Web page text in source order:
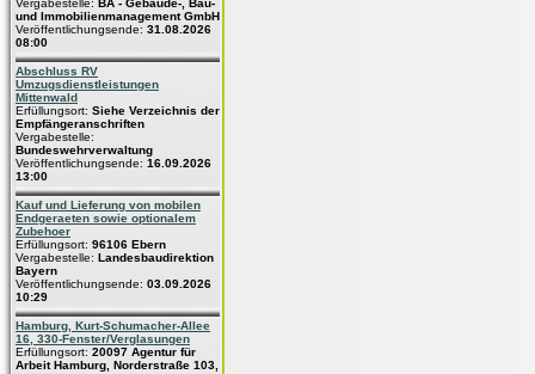
Vergabestelle: BA - Gebäude-, Bau-
und Immobilienmanagement GmbH
Veröffentlichungsende: 31.08.2026
08:00
Abschluss RV
Umzugsdienstleistungen
Mittenwald
Erfüllungsort: Siehe Verzeichnis der
Empfängeranschriften
Vergabestelle:
Bundeswehrverwaltung
Veröffentlichungsende: 16.09.2026
13:00
Kauf und Lieferung von mobilen
Endgeraeten sowie optionalem
Zubehoer
Erfüllungsort: 96106 Ebern
Vergabestelle: Landesbaudirektion
Bayern
Veröffentlichungsende: 03.09.2026
10:29
Hamburg, Kurt-Schumacher-Allee
16, 330-Fenster/Verglasungen
Erfüllungsort: 20097 Agentur für
Arbeit Hamburg, Norderstraße 103,